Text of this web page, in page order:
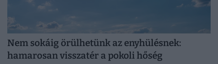
Nem sokáig örülhetünk az enyhülésnek:
hamarosan visszatér a pokoli hőség